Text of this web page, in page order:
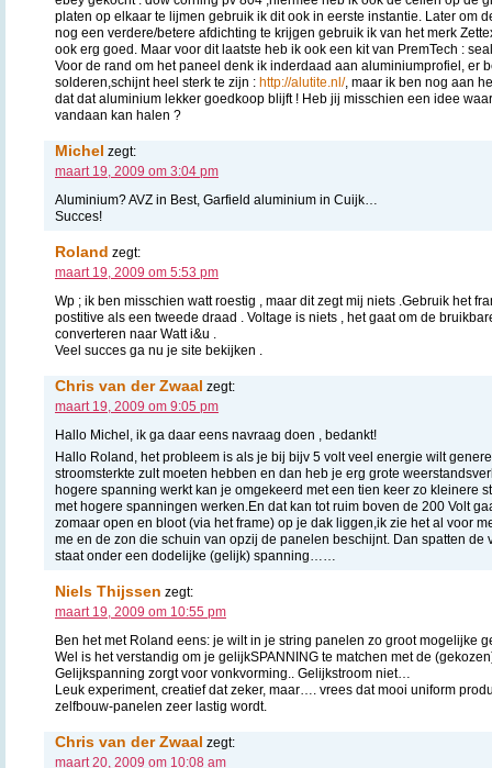
platen op elkaar te lijmen gebruik ik dit ook in eerste instantie. Later om
nog een verdere/betere afdichting te krijgen gebruik ik van het merk
ook erg goed. Maar voor dit laatste heb ik ook een kit van PremTech :
Voor de rand om het paneel denk ik inderdaad aan aluminiumprofiel, er
solderen,schijnt heel sterk te zijn : http://alutite.nl/, maar ik ben nog aan
dat dat aluminium lekker goedkoop blijft ! Heb jij misschien een idee
vandaan kan halen ?
Michel zegt:
maart 19, 2009 om 3:04 pm
Aluminium? AVZ in Best, Garfield aluminium in Cuijk…
Succes!
Roland zegt:
maart 19, 2009 om 5:53 pm
Wp ; ik ben misschien watt roestig , maar dit zegt mij niets .Gebruik het
postitive als een tweede draad . Voltage is niets , het gaat om de
converteren naar Watt i&u .
Veel succes ga nu je site bekijken .
Chris van der Zwaal zegt:
maart 19, 2009 om 9:05 pm
Hallo Michel, ik ga daar eens navraag doen , bedankt!
Hallo Roland, het probleem is als je bij bijv 5 volt veel energie wilt
stroomsterkte zult moeten hebben en dan heb je erg grote
hogere spanning werkt kan je omgekeerd met een tien keer zo kleinere
met hogere spanningen werken.En dat kan tot ruim boven de 200 Volt
zomaar open en bloot (via het frame) op je dak liggen,ik zie het al voor
me en de zon die schuin van opzij de panelen beschijnt. Dan spatten de
staat onder een dodelijke (gelijk) spanning……
Niels Thijssen zegt:
maart 19, 2009 om 10:55 pm
Ben het met Roland eens: je wilt in je string panelen zo groot mogelijke
Wel is het verstandig om je gelijkSPANNING te matchen met de
Gelijkspanning zorgt voor vonkvorming.. Gelijkstroom niet…
Leuk experiment, creatief dat zeker, maar…. vrees dat mooi uniform
zelfbouw-panelen zeer lastig wordt.
Chris van der Zwaal zegt:
maart 20, 2009 om 10:08 am